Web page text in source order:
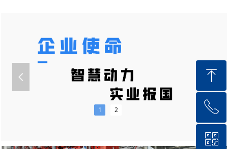
1 2
넳 넲
ꁸ
回到顶部
ꂅ
400 172 8866
ꀥ